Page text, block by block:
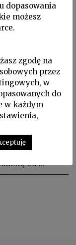
nr 4/140
Taro
to
od …
dopasowania
możesz
zgodę na
przez
w
do
w każdym